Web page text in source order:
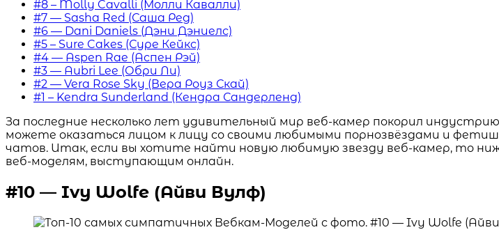
#8 – Molly Cavalli (Молли Кавалли)
#7 — Sasha Red (Саша Ред)
#6 — Dani Daniels (Дэни Дэниелс)
#5 – Sure Cakes (Суре Кейкс)
#4 — Aspen Rae (Аспен Рэй)
#3 — Aubri Lee (Обри Ли)
#2 — Vera Rose Sky (Вера Роуз Скай)
#1 – Kendra Sunderland (Кендра Сандерленд)
За последние несколько лет удивительный мир веб-камер покорил
можете оказаться лицом к лицу со своими любимыми порнозвёздами и
чатов. Итак, если вы хотите найти новую любимую звезду веб-камер, то
веб-моделям, выступающим онлайн.
#10 — Ivy Wolfe (Айви Вулф)